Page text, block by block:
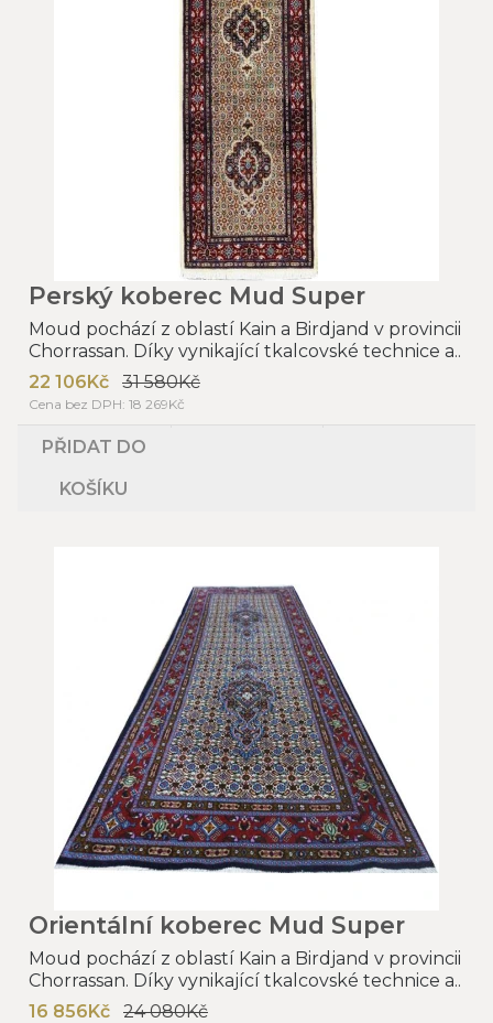
Perský koberec Mud Super
Moud pochází z oblastí Kain a Birdjand v provincii
Chorrassan. Díky vynikající tkalcovské technice a..
22 106Kč
31 580Kč
Cena bez DPH: 18 269Kč
PŘIDAT DO
KOŠÍKU
Orientální koberec Mud Super
Moud pochází z oblastí Kain a Birdjand v provincii
Chorrassan. Díky vynikající tkalcovské technice a..
16 856Kč
24 080Kč